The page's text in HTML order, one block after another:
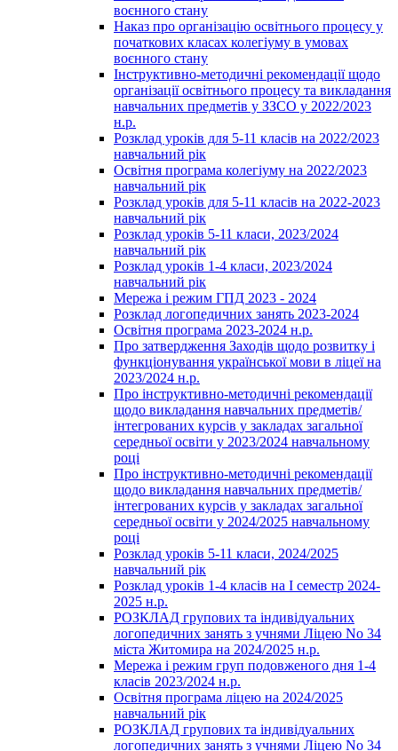
воєнного стану
Наказ про організацію освітнього процесу у
початкових класах колегіуму в умовах
воєнного стану
Інструктивно-методичні рекомендації щодо
організації освітнього процесу та викладання
навчальних предметів у ЗЗСО у 2022/2023
н.р.
Розклад уроків для 5-11 класів на 2022/2023
навчальний рік
Освітня програма колегіуму на 2022/2023
навчальний рік
Розклад уроків для 5-11 класів на 2022-2023
навчальний рік
Розклад уроків 5-11 класи, 2023/2024
навчальний рік
Розклад уроків 1-4 класи, 2023/2024
навчальний рік
Мережа і режим ГПД 2023 - 2024
Розклад логопедичних занять 2023-2024
Освітня програма 2023-2024 н.р.
Про затвердження Заходів щодо розвитку і
функціонування української мови в ліцеї на
2023/2024 н.р.
Про інструктивно-методичні рекомендації
щодо викладання навчальних предметів/
інтегрованих курсів у закладах загальної
середньої освіти у 2023/2024 навчальному
році
Про інструктивно-методичні рекомендації
щодо викладання навчальних предметів/
інтегрованих курсів у закладах загальної
середньої освіти у 2024/2025 навчальному
році
Розклад уроків 5-11 класи, 2024/2025
навчальний рік
Розклад уроків 1-4 класів на І семестр 2024-
2025 н.р.
РОЗКЛАД групових та індивідуальних
логопедичних занять з учнями Ліцею No 34
міста Житомира на 2024/2025 н.р.
Мережа і режим груп подовженого дня 1-4
класів 2023/2024 н.р.
Освітня програма ліцею на 2024/2025
навчальний рік
РОЗКЛАД групових та індивідуальних
логопедичних занять з учнями Ліцею No 34